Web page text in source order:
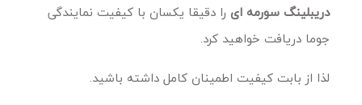
دریبلینگ سورمه ای را دقیقا یکسان با کیفیت نمایندگی
جوما دریافت خواهید کرد.
لذا از بابت کیفیت اطمینان کامل داشته باشید.